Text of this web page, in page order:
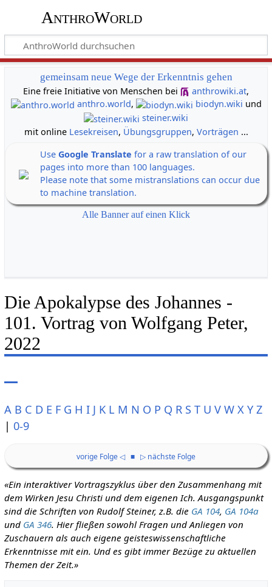
AnthroWorld
gemeinsam neue Wege der Erkenntnis gehen
Eine freie Initiative von Menschen bei
anthrowiki.at,
anthro.world, biodyn.wiki und
steiner.wiki
mit online Lesekreisen, Übungsgruppen, Vorträgen ...
Use Google Translate for a raw translation of our
pages into more than 100 languages.
Please note that some mistranslations can occur due
to machine translation.
Alle Banner auf einen Klick
Die Apokalypse des Johannes -
101. Vortrag von Wolfgang Peter,
2022
A B C D E F G H I J K L M N O P Q R S T U V W X Y Z
| 0-9
vorige Folge ◁ ■ ▷ nächste Folge
«Ein interaktiver Vortragszyklus über den Zusammenhang mit
dem Wirken Jesu Christi und dem eigenen Ich. Ausgangspunkt
sind die Schriften von Rudolf Steiner, z.B. die GA 104, GA 104a
und GA 346. Hier fließen sowohl Fragen und Anliegen von
Zuschauern als auch eigene geisteswissenschaftliche
Erkenntnisse mit ein. Und es gibt immer Bezüge zu aktuellen
Themen der Zeit.»